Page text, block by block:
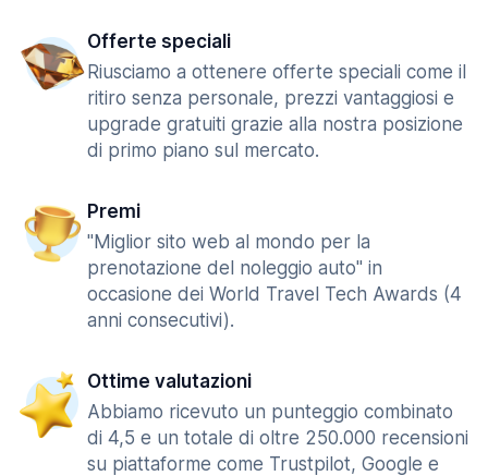
Offerte speciali
Riusciamo a ottenere offerte speciali come il
ritiro senza personale, prezzi vantaggiosi e
upgrade gratuiti grazie alla nostra posizione
di primo piano sul mercato.
Premi
"Miglior sito web al mondo per la
prenotazione del noleggio auto" in
occasione dei World Travel Tech Awards (4
anni consecutivi).
Ottime valutazioni
Abbiamo ricevuto un punteggio combinato
di 4,5 e un totale di oltre 250.000 recensioni
su piattaforme come Trustpilot, Google e